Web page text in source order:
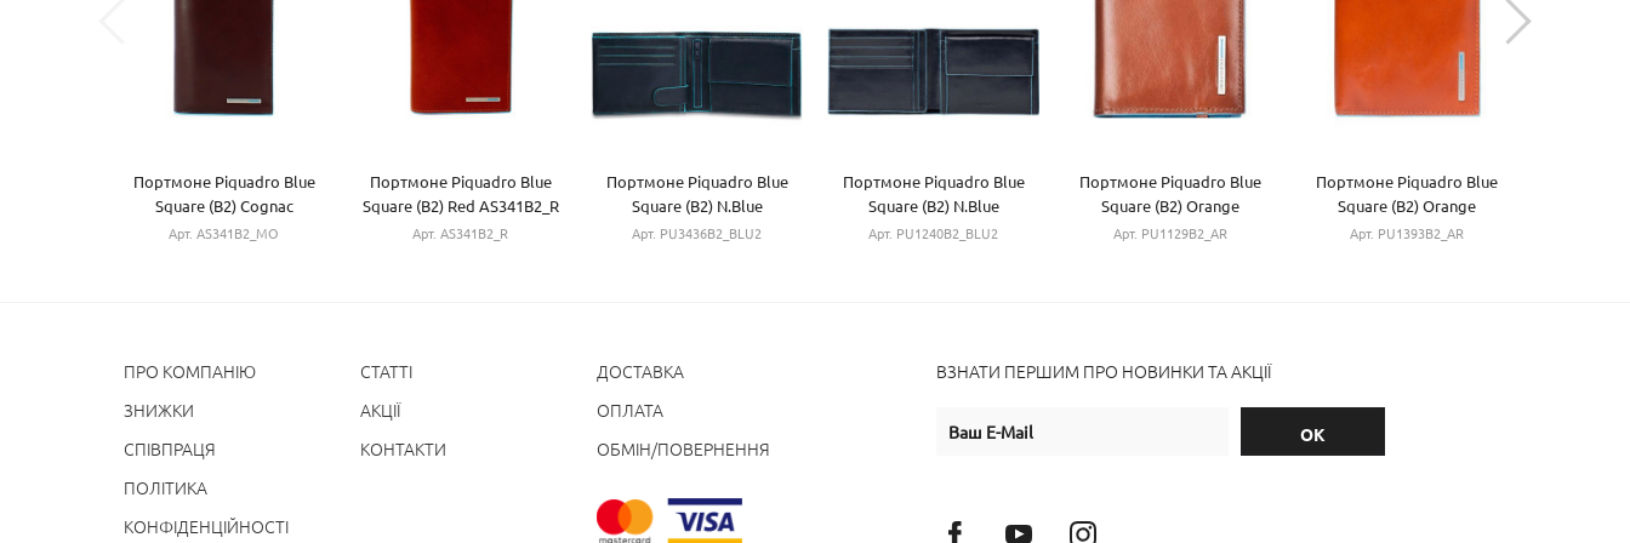
Портмоне Piquadro Blue
Square (B2) Cognac
AS341B2_MO
Арт. AS341B2_MO
Портмоне Piquadro Blue
Square (B2) Red AS341B2_R
Арт. AS341B2_R
Портмоне Piquadro Blue
Square (B2) N.Blue
PU3436B2_BLU2
Арт. PU3436B2_BLU2
Портмоне Piquadro Blue
Square (B2) N.Blue
PU1240B2_BLU2
Арт. PU1240B2_BLU2
Портмоне Piquadro Blue
Square (B2) Orange
PU1129B2_AR
Арт. PU1129B2_AR
Портмоне Piquadro Blue
Square (B2) Orange
PU1393B2_AR
Арт. PU1393B2_AR
ПРО КОМПАНІЮ
ЗНИЖКИ
СПІВПРАЦЯ
ПОЛІТИКА
КОНФІДЕНЦІЙНОСТІ
СТАТТІ
АКЦІЇ
КОНТАКТИ
ДОСТАВКА
ОПЛАТА
ОБМІН/ПОВЕРНЕННЯ
ВЗНАТИ ПЕРШИМ ПРО НОВИНКИ ТА АКЦІЇ